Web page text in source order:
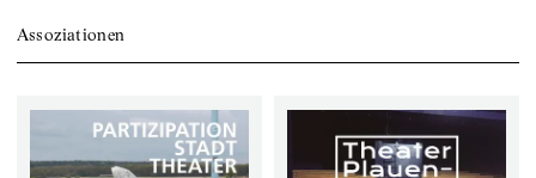
Assoziationen